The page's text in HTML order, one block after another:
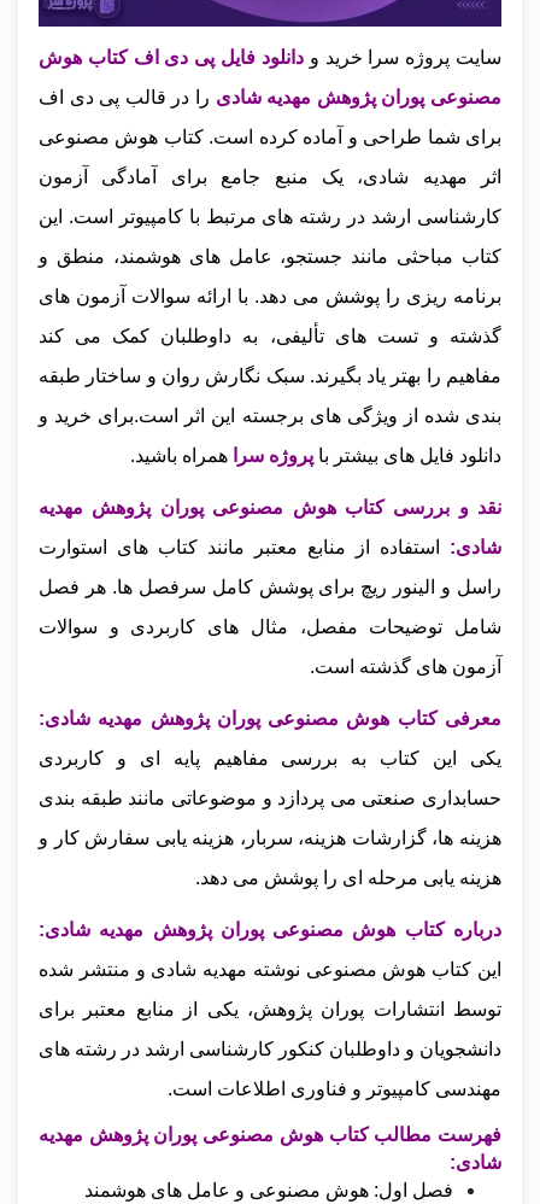
سایت پروژه سرا خرید و دانلود فایل پی دی اف کتاب هوش
مصنوعی پوران پژوهش مهدیه شادی را در قالب پی دی اف
برای شما طراحی و آماده کرده است. کتاب هوش مصنوعی
اثر مهدیه شادی، یک منبع جامع برای آمادگی آزمون
کارشناسی ارشد در رشته‌ های مرتبط با کامپیوتر است. این
کتاب مباحثی مانند جستجو، عامل‌ های هوشمند، منطق و
برنامه‌ ریزی را پوشش می‌ دهد. با ارائه سوالات آزمون‌ های
گذشته و تست‌ های تألیفی، به داوطلبان کمک می‌ کند
مفاهیم را بهتر یاد بگیرند. سبک نگارش روان و ساختار طبقه‌
بندی‌ شده از ویژگی‌ های برجسته این اثر است.برای خرید و
دانلود فایل های بیشتر با پروژه سرا همراه باشید.
نقد و بررسی کتاب هوش مصنوعی پوران پژوهش مهدیه
شادی:
استفاده از منابع معتبر مانند کتاب‌ های استوارت
راسل و الینور ریچ برای پوشش کامل سرفصل‌ ها. هر فصل
شامل توضیحات مفصل، مثال‌ های کاربردی و سوالات
آزمون‌ های گذشته است.
معرفی کتاب هوش مصنوعی پوران پژوهش مهدیه شادی:
یکی این کتاب به بررسی مفاهیم پایه‌ ای و کاربردی
حسابداری صنعتی می‌ پردازد و موضوعاتی مانند طبقه‌ بندی
هزینه‌ ها، گزارشات هزینه، سربار، هزینه‌ یابی سفارش کار و
هزینه‌ یابی مرحله‌ ای را پوشش می‌ دهد.
درباره کتاب هوش مصنوعی پوران پژوهش مهدیه شادی:
این کتاب هوش مصنوعی نوشته مهدیه شادی و منتشر شده
توسط انتشارات پوران پژوهش، یکی از منابع معتبر برای
دانشجویان و داوطلبان کنکور کارشناسی ارشد در رشته‌ های
مهندسی کامپیوتر و فناوری اطلاعات است.
فهرست مطالب کتاب هوش مصنوعی پوران پژوهش مهدیه
شادی:
فصل اول: هوش مصنوعی و عامل های هوشمند